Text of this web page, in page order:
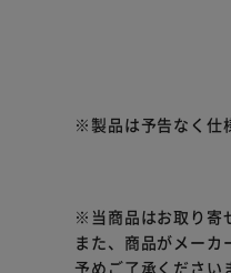
爽やかな香りとス
【グレー/バジル】
【白/ワイルドスト
「幸せを運ぶ」と呼
※製品は予告なく仕
※当商品はお取り寄
また、商品がメーカ
予めご了承ください